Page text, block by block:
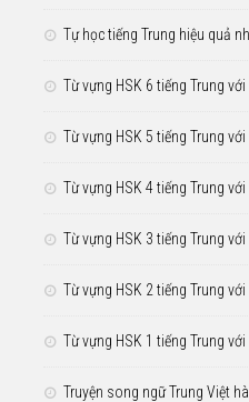
Tự học tiếng Trung hiệu quả
Từ vựng HSK 6 tiếng Trung
Từ vựng HSK 5 tiếng Trung
Từ vựng HSK 4 tiếng Trung
Từ vựng HSK 3 tiếng Trung
Từ vựng HSK 2 tiếng Trung
Từ vựng HSK 1 tiếng Trung
Truyện song ngữ Trung Việt